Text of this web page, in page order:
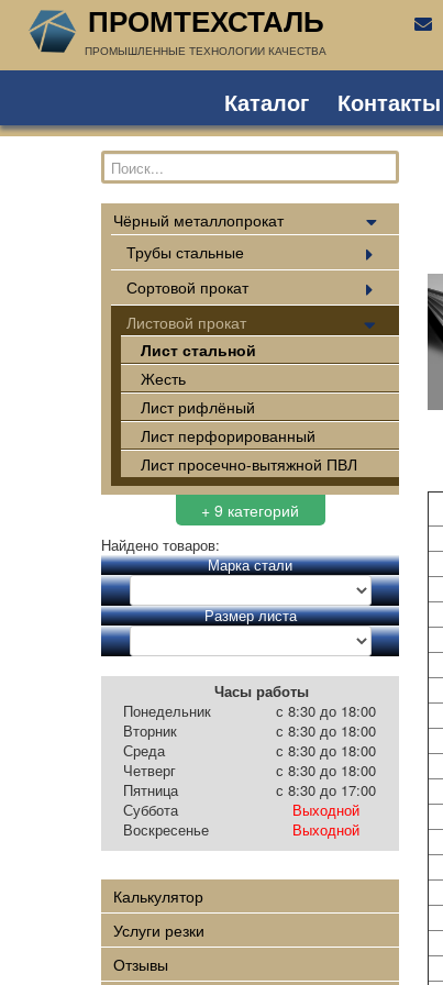
ПРОМТЕХСТАЛЬ
ПРОМЫШЛЕННЫЕ ТЕХНОЛОГИИ КАЧЕСТВА
Каталог Контакты
Чёрный металлопрокат
Трубы стальные
Сортовой прокат
Листовой прокат
Лист стальной
Жесть
Лист рифлёный
Лист перфорированный
Лист просечно-вытяжной ПВЛ
+ 9 категорий
Найдено товаров:
Марка стали
Размер листа
Часы работы
Понедельник
с 8:30 до 18:00
Вторник
с 8:30 до 18:00
Среда
с 8:30 до 18:00
Четверг
с 8:30 до 18:00
Пятница
с 8:30 до 17:00
Суббота
Выходной
Воскресенье
Выходной
Калькулятор
Услуги резки
Отзывы